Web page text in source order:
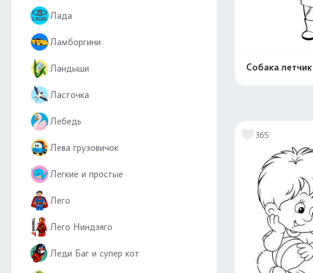
Лада
Ламборгини
Ландыши
Ласточка
Лебедь
Лева грузовичок
Легкие и простые
Лего
Лего Ниндзяго
Леди Баг и супер кот
Собака летчик
365